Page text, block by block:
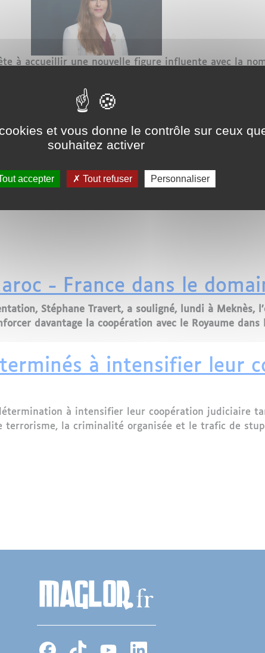
à accueillir une nouvelle figure influente avec la
intervient à un moment crucial, alors que les
Sitaïl apporte avec elle une riche expérience
ère de coopération et de dialogue entre les deux
- France dans le
Stéphane Travert, a souligné, lundi à Meknès,
davantage la coopération avec le Royaume dans
à intensifier leur
à intensifier leur coopération judiciaire
la criminalité organisée et le trafic de
et vous donne le contrôle sur ceux
souhaitez activer
accepter Tout refuser Personnaliser